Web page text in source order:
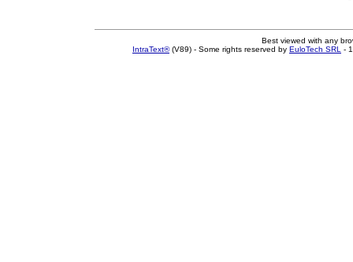
Best viewed with any
IntraText®(V89) - Some rights reserved by EuloTech SRL -